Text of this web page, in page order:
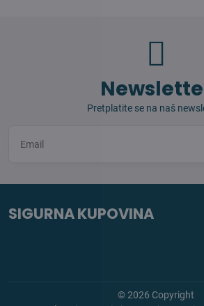
Pretplatite se na naš
SIGURNA KUPOVINA
©2026 Copyright